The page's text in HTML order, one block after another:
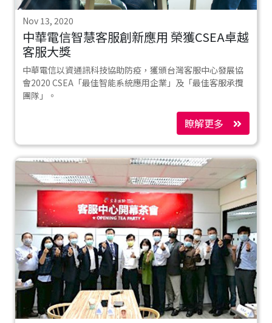
Nov 13, 2020
中華電信智慧客服創新應用 榮獲CSEA卓越
客服大獎
中華電信以資通訊科技協助防疫，獲頒台灣客服中心發展協
會2020 CSEA「最佳智能系統應用企業」及「最佳客服承攬
團隊」。
瞭解更多